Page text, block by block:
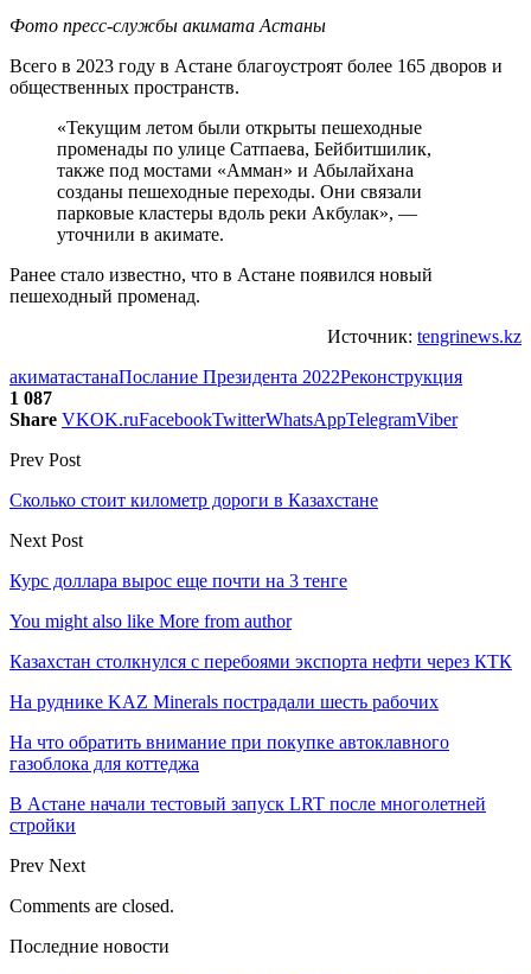
Фото пресс-службы акимата Астаны
Всего в 2023 году в Астане благоустроят более 165 дворов и
общественных пространств.
«Текущим летом были открыты пешеходные
променады по улице Сатпаева, Бейбитшилик,
также под мостами «Амман» и Абылайхана
созданы пешеходные переходы. Они связали
парковые кластеры вдоль реки Акбулак», —
уточнили в акимате.
Ранее стало известно, что в Астане появился новый
пешеходный променад.
Источник: tengrinews.kz
акиматастанаПослание Президента 2022Реконструкция
1 087
Share VKOK.ruFacebookTwitterWhatsAppTelegramViber
Prev Post
Сколько стоит километр дороги в Казахстане
Next Post
Курс доллара вырос еще почти на 3 тенге
You might also like More from author
Казахстан столкнулся с перебоями экспорта нефти через КТК
На руднике KAZ Minerals пострадали шесть рабочих
На что обратить внимание при покупке автоклавного
газоблока для коттеджа
В Астане начали тестовый запуск LRT после многолетней
стройки
Prev Next
Comments are closed.
Последние новости